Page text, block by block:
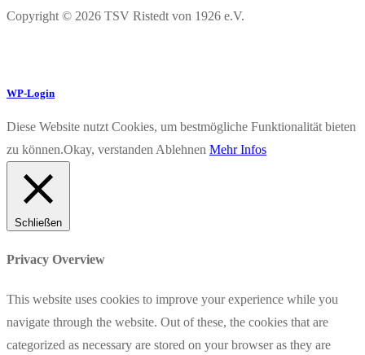
Copyright © 2026 TSV Ristedt von 1926 e.V.
WP-Login
Diese Website nutzt Cookies, um bestmögliche Funktionalität bieten
zu können.Okay, verstanden Ablehnen Mehr Infos
Schließen
Privacy Overview
This website uses cookies to improve your experience while you
navigate through the website. Out of these, the cookies that are
categorized as necessary are stored on your browser as they are